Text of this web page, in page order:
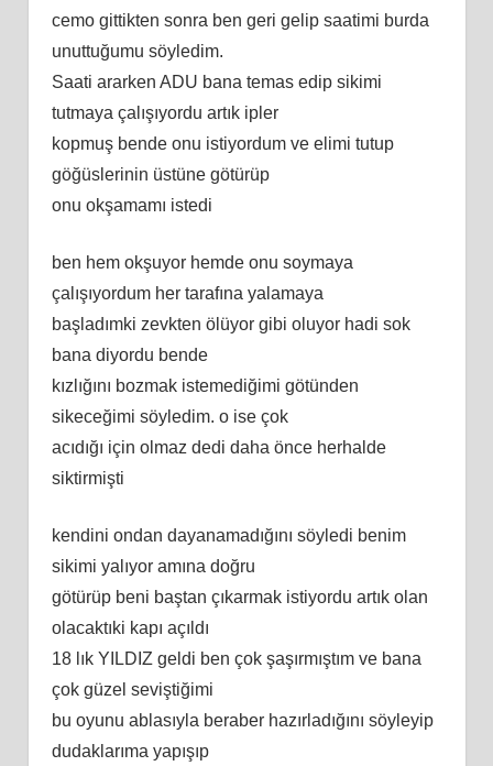
cemo gittikten sonra ben geri gelip saatimi burda
unuttuğumu söyledim.
Saati ararken ADU bana temas edip sikimi
tutmaya çalışıyordu artık ipler
kopmuş bende onu istiyordum ve elimi tutup
göğüslerinin üstüne götürüp
onu okşamamı istedi
ben hem okşuyor hemde onu soymaya
çalışıyordum her tarafına yalamaya
başladımki zevkten ölüyor gibi oluyor hadi sok
bana diyordu bende
kızlığını bozmak istemediğimi götünden
sikeceğimi söyledim. o ise çok
acıdığı için olmaz dedi daha önce herhalde
siktirmişti
kendini ondan dayanamadığını söyledi benim
sikimi yalıyor amına doğru
götürüp beni baştan çıkarmak istiyordu artık olan
olacaktıki kapı açıldı
18 lık YILDIZ geldi ben çok şaşırmıştım ve bana
çok güzel seviştiğimi
bu oyunu ablasıyla beraber hazırladığını söyleyip
dudaklarıma yapışıp